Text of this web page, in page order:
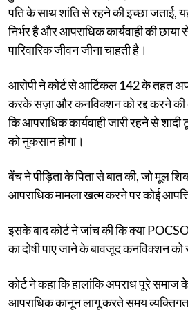
पति के साथ शांति से रहने की इच्छा जताई,
निर्भर है और आपराधिक कार्यवाही की
पारिवारिक जीवन जीना चाहती है।
आरोपी ने कोर्ट से आर्टिकल 142 के तहत
करके सज़ा और कनविक्शन को रद्द करने की
कि आपराधिक कार्यवाही जारी रहने से
को नुकसान होगा।
बेंच ने पीड़िता के पिता से बात की, जो मूल
आपराधिक मामला खत्म करने पर कोई
इसके बाद कोर्ट ने जांच की कि क्या
का दोषी पाए जाने के बावजूद कनविक्शन को
कोर्ट ने कहा कि हालांकि अपराध पूरे
आपराधिक कानून लागू करते समय